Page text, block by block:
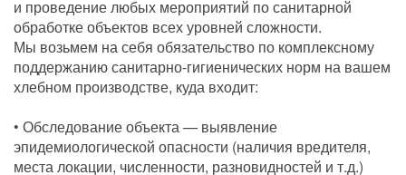
и проведение любых мероприятий по санитарной
обработке объектов всех уровней сложности.
Мы возьмем на себя обязательство по комплексному
поддержанию санитарно-гигиенических норм на вашем
хлебном производстве, куда входит:
• Обследование объекта — выявление
эпидемиологической опасности (наличия вредителя,
места локации, численности, разновидностей и т.д.)